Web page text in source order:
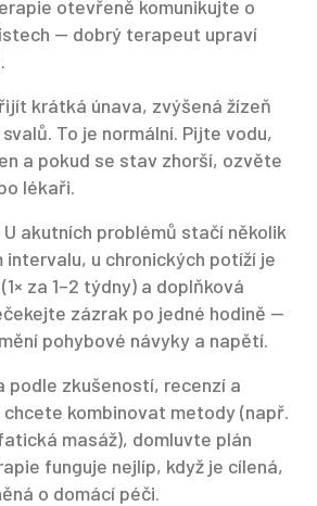
otevřeně komunikujte o
— dobrý terapeut upraví
krátká únava, zvýšená žízeň
To je normální. Pijte vodu,
a pokud se stav zhorší, ozvěte
lékaři.
akutních problémů stačí několik
u chronických potíží je
za 1–2 týdny) a doplňková
zázrak po jedné hodině —
pohybové návyky a napětí.
zkušeností, recenzí a
kombinovat metody (např.
masáž), domluvte plán
funguje nejlíp, když je cílená,
o domácí péči.